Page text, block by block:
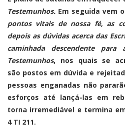
Testemunhos. Em seguida vem o
pontos vitais de nossa fé, as
depois as dúvidas acerca das
caminhada descendente para
Testemunhos, nos quais se
são postos em dúvida e
pessoas enganadas não
esforços até lançá-las em
torna irremediável e termina
4 TI 211.